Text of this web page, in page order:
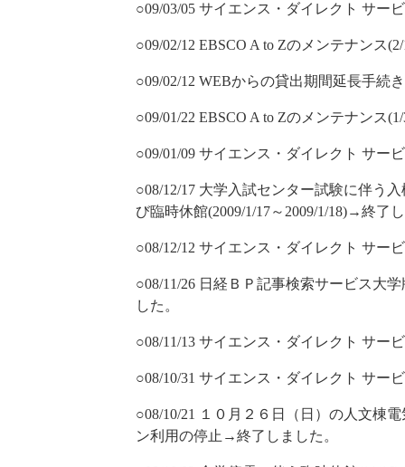
○09/03/05 サイエンス・ダイレクト サー
○09/02/12 EBSCO A to Zのメンテナンス
○09/02/12 WEBからの貸出期間延長手続
○09/01/22 EBSCO A to Zのメンテナンス
○09/01/09 サイエンス・ダイレクト サー
○08/12/17 大学入試センター試験に伴う
び臨時休館(2009/1/17～2009/1/18)→終了
○08/12/12 サイエンス・ダイレクト サー
○08/11/26 日経ＢＰ記事検索サービス大
した。
○08/11/13 サイエンス・ダイレクト サー
○08/10/31 サイエンス・ダイレクト サー
○08/10/21 １０月２６日（日）の人文棟
ン利用の停止→終了しました。